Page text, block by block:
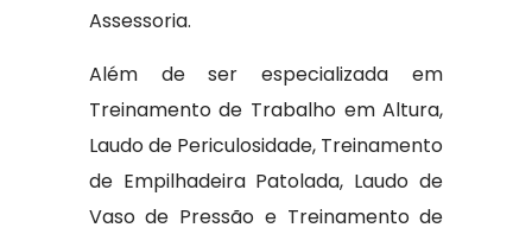
Assessoria.
Além de ser especializada em
Treinamento de Trabalho em Altura,
Laudo de Periculosidade, Treinamento
de Empilhadeira Patolada, Laudo de
Vaso de Pressão e Treinamento de